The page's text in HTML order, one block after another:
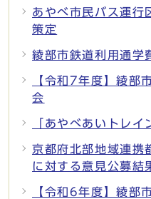
あやべ市民バス運行
策定
綾部市鉄道利用通学
【令和7年度】綾部
会
「あやべあいトレ
京都府北部地域連携
に対する意見公募結
【令和6年度】綾部